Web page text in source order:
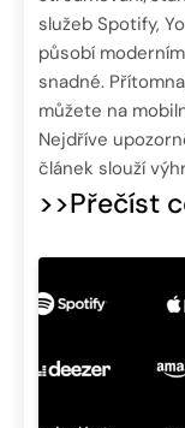
služeb Spotify,
působí
snadné.
můžete na
Nejdříve
článek slouží
>>Přečíst